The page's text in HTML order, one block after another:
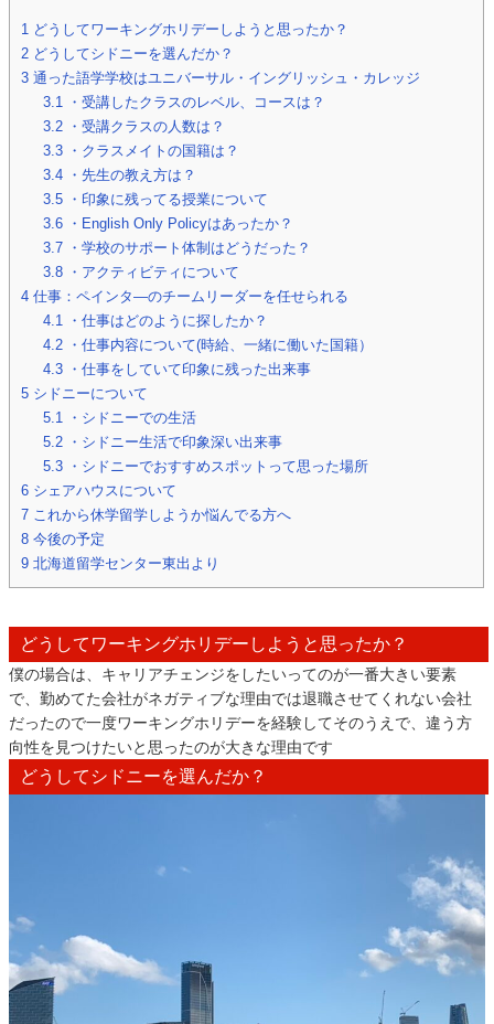
1 どうしてワーキングホリデーしようと思ったか？
2 どうしてシドニーを選んだか？
3 通った語学学校はユニバーサル・イングリッシュ・カレッジ
3.1 ・受講したクラスのレベル、コースは？
3.2 ・受講クラスの人数は？
3.3 ・クラスメイトの国籍は？
3.4 ・先生の教え方は？
3.5 ・印象に残ってる授業について
3.6 ・English Only Policyはあったか？
3.7 ・学校のサポート体制はどうだった？
3.8 ・アクティビティについて
4 仕事：ペインタ―のチームリーダーを任せられる
4.1 ・仕事はどのように探したか？
4.2 ・仕事内容について(時給、一緒に働いた国籍）
4.3 ・仕事をしていて印象に残った出来事
5 シドニーについて
5.1 ・シドニーでの生活
5.2 ・シドニー生活で印象深い出来事
5.3 ・シドニーでおすすめスポットって思った場所
6 シェアハウスについて
7 これから休学留学しようか悩んでる方へ
8 今後の予定
9 北海道留学センター東出より
どうしてワーキングホリデーしようと思ったか？
僕の場合は、キャリアチェンジをしたいってのが一番大きい要素
で、勤めてた会社がネガティブな理由では退職させてくれない会社
だったので一度ワーキングホリデーを経験してそのうえで、違う方
向性を見つけたいと思ったのが大きな理由です
どうしてシドニーを選んだか？